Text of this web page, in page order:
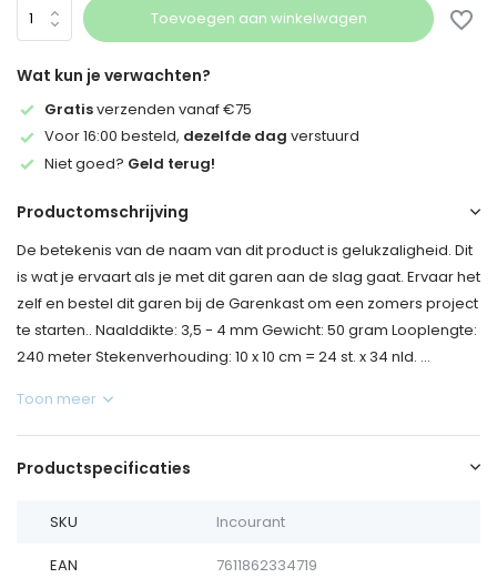
Toevoegen aan winkelwagen
Wat kun je verwachten?
Gratisverzenden vanaf €75
Voor 16:00 besteld, dezelfde dag verstuurd
Niet goed? Geld terug!
Productomschrijving
De betekenis van de naam van dit product is gelukzaligheid. Dit
is wat je ervaart als je met dit garen aan de slag gaat. Ervaar het
zelf en bestel dit garen bij de Garenkast om een zomers project
te starten.. Naalddikte: 3,5 - 4 mm Gewicht: 50 gram Looplengte:
240 meter Stekenverhouding: 10 x 10 cm = 24 st. x 34 nld. ...
Toon meer
Productspecificaties
SKU Incourant
EAN 7611862334719